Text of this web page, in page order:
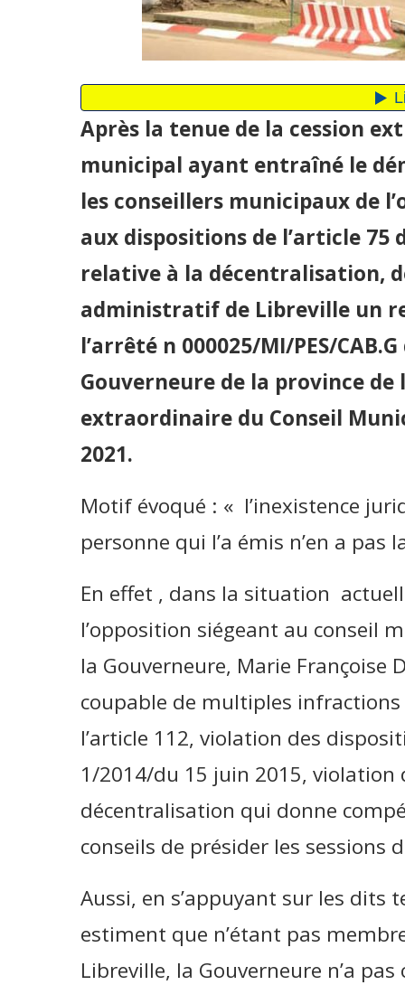
Après la tenue de la cession
municipal ayant entraîné le
les conseillers municipaux de
aux dispositions de l’article 75
relative à la décentralisation,
administratif de Libreville un
l’arrêté n 000025/MI/PES/
Gouverneure de la province de
extraordinaire du Conseil
2021.
Motif évoqué : « l’inexistence
personne qui l’a émis n’en a pas
En effet , dans la situation
l’opposition siégeant au conseil
la Gouverneure, Marie Françoise
coupable de multiples
l’article 112, violation des
1/2014/du 15 juin 2015, violation
décentralisation qui donne
conseils de présider les sessions
Aussi, en s’appuyant sur les dits
estiment que n’étant pas
Libreville, la Gouverneure n’a